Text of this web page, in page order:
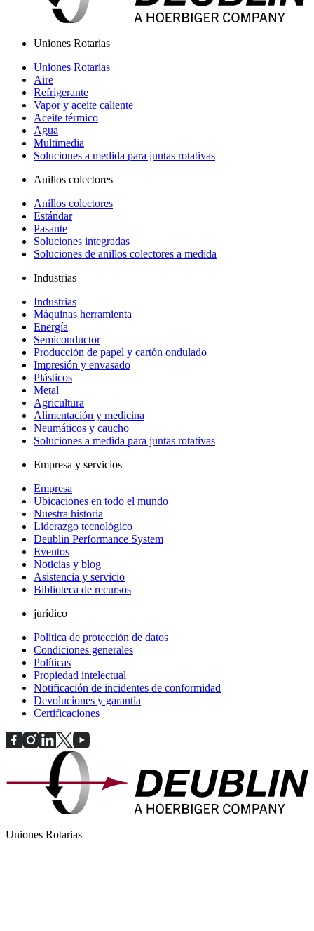
Uniones Rotarias
Uniones Rotarias
Aire
Refrigerante
Vapor y aceite caliente
Aceite térmico
Agua
Multimedia
Soluciones a medida para juntas rotativas
Anillos colectores
Anillos colectores
Estándar
Pasante
Soluciones integradas
Soluciones de anillos colectores a medida
Industrias
Industrias
Máquinas herramienta
Energía
Semiconductor
Producción de papel y cartón ondulado
Impresión y envasado
Plásticos
Metal
Agricultura
Alimentación y medicina
Neumáticos y caucho
Soluciones a medida para juntas rotativas
Empresa y servicios
Empresa
Ubicaciones en todo el mundo
Nuestra historia
Liderazgo tecnológico
Deublin Performance System
Eventos
Noticias y blog
Asistencia y servicio
Biblioteca de recursos
jurídico
Política de protección de datos
Condiciones generales
Políticas
Propiedad intelectual
Notificación de incidentes de conformidad
Devoluciones y garantía
Certificaciones
Uniones Rotarias